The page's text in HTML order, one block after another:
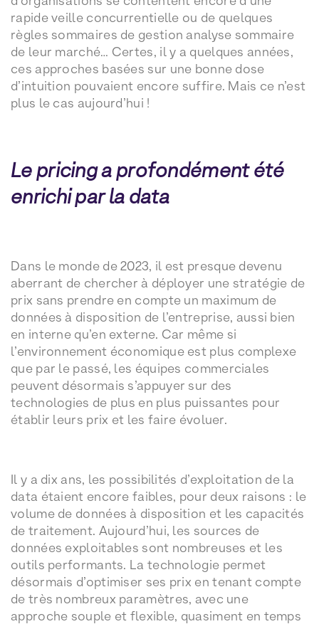
rapide veille concurrentielle ou de quelques
règles sommaires de gestion analyse sommaire
de leur marché… Certes, il y a quelques années,
ces approches basées sur une bonne dose
d’intuition pouvaient encore suffire. Mais ce n’est
plus le cas aujourd’hui !
Le pricing a profondément été
enrichi par la data
Dans le monde de 2023, il est presque devenu
aberrant de chercher à déployer une stratégie de
prix sans prendre en compte un maximum de
données à disposition de l’entreprise, aussi bien
en interne qu’en externe. Car même si
l’environnement économique est plus complexe
que par le passé, les équipes commerciales
peuvent désormais s’appuyer sur des
technologies de plus en plus puissantes pour
établir leurs prix et les faire évoluer.
Il y a dix ans, les possibilités d’exploitation de la
data étaient encore faibles, pour deux raisons : le
volume de données à disposition et les capacités
de traitement. Aujourd’hui, les sources de
données exploitables sont nombreuses et les
outils performants. La technologie permet
désormais d’optimiser ses prix en tenant compte
de très nombreux paramètres, avec une
approche souple et flexible, quasiment en temps